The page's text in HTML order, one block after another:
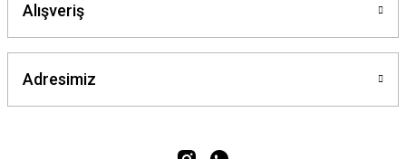
Alışveriş
Adresimiz